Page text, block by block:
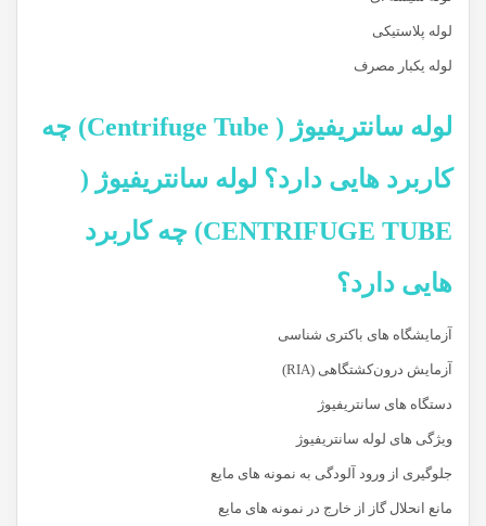
لوله پلاستیکی
لوله یکبار مصرف
لوله سانتریفیوژ ( Centrifuge Tube) چه
کاربرد هایی دارد؟ لوله سانتریفیوژ (
CENTRIFUGE TUBE) چه کاربرد
هایی دارد؟
آزمایشگاه های باکتری شناسی
آزمایش درون‌کشتگاهی (RIA)
دستگاه های سانتریفیوژ
ویژگی های لوله سانتریفیوژ
جلوگیری از ورود آلودگی به نمونه های مایع
مانع انحلال گاز از خارج در نمونه های مایع